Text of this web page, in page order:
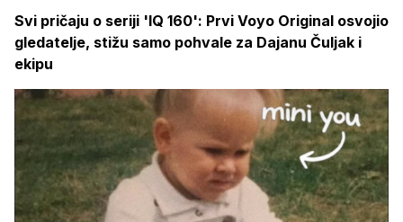
Svi pričaju o seriji 'IQ 160': Prvi Voyo Original osvojio
gledatelje, stižu samo pohvale za Dajanu Čuljak i
ekipu